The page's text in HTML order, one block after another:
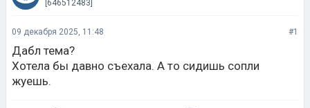
[646512483]
09 декабря 2025, 11:48 #1
Дабл тема?
Хотела бы давно съехала. А то сидишь сопли
жуешь.